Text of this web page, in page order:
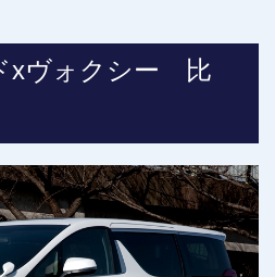
xヴォクシー 比